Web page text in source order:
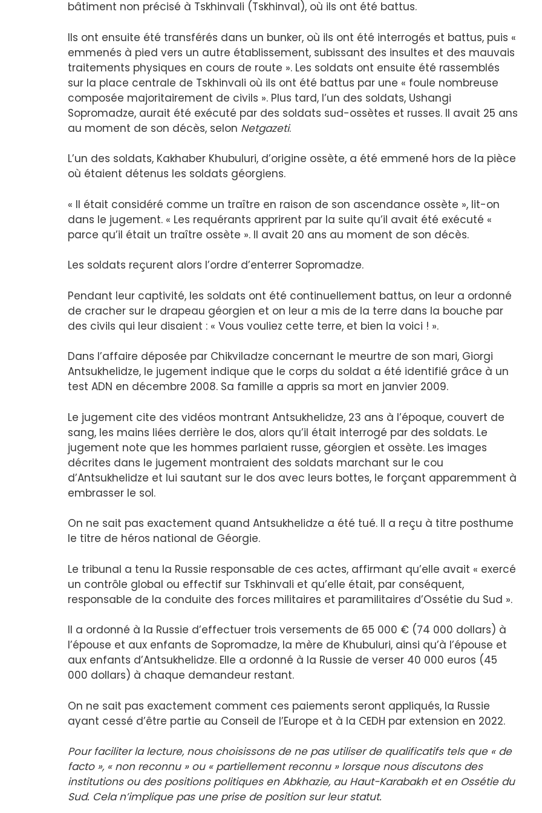
bâtiment non précisé à Tskhinvali (Tskhinval), où ils ont été battus.
Ils ont ensuite été transférés dans un bunker, où ils ont été interrogés et battus, puis «
emmenés à pied vers un autre établissement, subissant des insultes et des mauvais
traitements physiques en cours de route ». Les soldats ont ensuite été rassemblés
sur la place centrale de Tskhinvali où ils ont été battus par une « foule nombreuse
composée majoritairement de civils ». Plus tard, l’un des soldats, Ushangi
Sopromadze, aurait été exécuté par des soldats sud-ossètes et russes. Il avait 25 ans
au moment de son décès, selon Netgazeti.
L’un des soldats, Kakhaber Khubuluri, d’origine ossète, a été emmené hors de la pièce
où étaient détenus les soldats géorgiens.
« Il était considéré comme un traître en raison de son ascendance ossète », lit-on
dans le jugement. « Les requérants apprirent par la suite qu’il avait été exécuté «
parce qu’il était un traître ossète ». Il avait 20 ans au moment de son décès.
Les soldats reçurent alors l’ordre d’enterrer Sopromadze.
Pendant leur captivité, les soldats ont été continuellement battus, on leur a ordonné
de cracher sur le drapeau géorgien et on leur a mis de la terre dans la bouche par
des civils qui leur disaient : « Vous vouliez cette terre, et bien la voici ! ».
Dans l’affaire déposée par Chikviladze concernant le meurtre de son mari, Giorgi
Antsukhelidze, le jugement indique que le corps du soldat a été identifié grâce à un
test ADN en décembre 2008. Sa famille a appris sa mort en janvier 2009.
Le jugement cite des vidéos montrant Antsukhelidze, 23 ans à l’époque, couvert de
sang, les mains liées derrière le dos, alors qu’il était interrogé par des soldats. Le
jugement note que les hommes parlaient russe, géorgien et ossète. Les images
décrites dans le jugement montraient des soldats marchant sur le cou
d’Antsukhelidze et lui sautant sur le dos avec leurs bottes, le forçant apparemment à
embrasser le sol.
On ne sait pas exactement quand Antsukhelidze a été tué. Il a reçu à titre posthume
le titre de héros national de Géorgie.
Le tribunal a tenu la Russie responsable de ces actes, affirmant qu’elle avait « exercé
un contrôle global ou effectif sur Tskhinvali et qu’elle était, par conséquent,
responsable de la conduite des forces militaires et paramilitaires d’Ossétie du Sud ».
Il a ordonné à la Russie d’effectuer trois versements de 65 000 € (74 000 dollars) à
l’épouse et aux enfants de Sopromadze, la mère de Khubuluri, ainsi qu’à l’épouse et
aux enfants d’Antsukhelidze. Elle a ordonné à la Russie de verser 40 000 euros (45
000 dollars) à chaque demandeur restant.
On ne sait pas exactement comment ces paiements seront appliqués, la Russie
ayant cessé d’être partie au Conseil de l’Europe et à la CEDH par extension en 2022.
Pour faciliter la lecture, nous choisissons de ne pas utiliser de qualificatifs tels que « de
facto », « non reconnu » ou « partiellement reconnu » lorsque nous discutons des
institutions ou des positions politiques en Abkhazie, au Haut-Karabakh et en Ossétie du
Sud. Cela n’implique pas une prise de position sur leur statut.